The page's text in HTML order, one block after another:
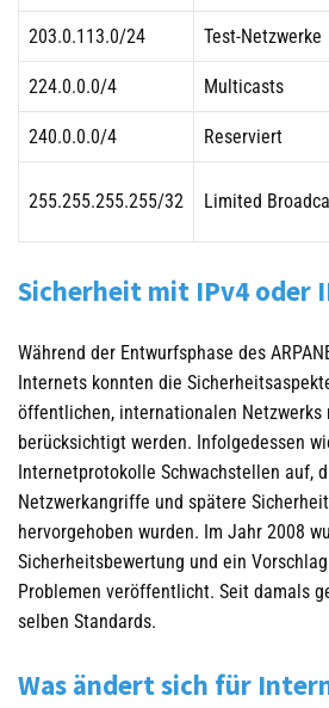
203.0.113.0/24 Test-Netzwerke
224.0.0.0/4 Multicasts
240.0.0.0/4 Reserviert
255.255.255.255/32 Limited
Sicherheit mit IPv4 oder
Während der Entwurfsphase des
Internets konnten die
öffentlichen, internationalen Netzwerks
berücksichtigt werden. Infolgedessen
Internetprotokolle Schwachstellen auf,
Netzwerkangriffe und spätere
hervorgehoben wurden. Im Jahr 2008
Sicherheitsbewertung und ein
Problemen veröffentlicht. Seit damals
selben Standards.
Was ändert sich für